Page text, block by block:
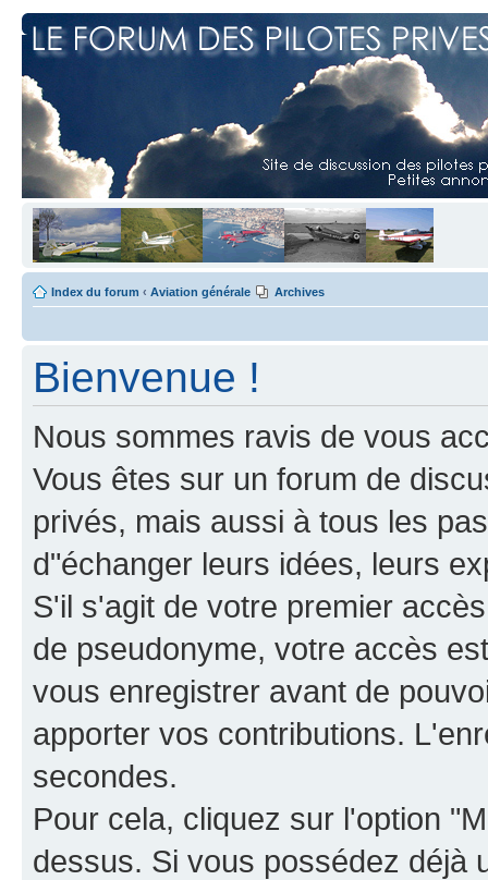
Index du forum ‹ Aviation générale Archives
Bienvenue !
Nous sommes ravis de vous
Vous êtes sur un forum de
privés, mais aussi à tous les
d"échanger leurs idées, leurs
S'il s'agit de votre premier
de pseudonyme, votre accès
vous enregistrer avant de
apporter vos contributions.
secondes.
Pour cela, cliquez sur l'option
dessus. Si vous possédez déjà